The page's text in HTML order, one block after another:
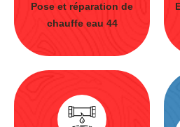
Pose et réparation de
chauffe eau 44